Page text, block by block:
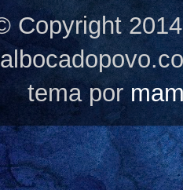
Copyright
tema por